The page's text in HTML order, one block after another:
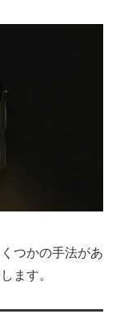
つかの手法があ
ます。